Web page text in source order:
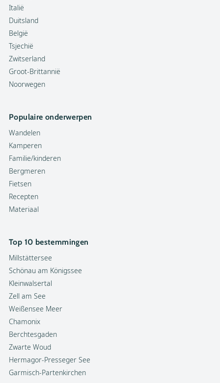
Italië
Duitsland
België
Tsjechië
Zwitserland
Groot-Brittannië
Noorwegen
Populaire onderwerpen
Wandelen
Kamperen
Familie/kinderen
Bergmeren
Fietsen
Recepten
Materiaal
Top 10 bestemmingen
Millstättersee
Schönau am Königssee
Kleinwalsertal
Zell am See
Weißensee Meer
Chamonix
Berchtesgaden
Zwarte Woud
Hermagor-Presseger See
Garmisch-Partenkirchen